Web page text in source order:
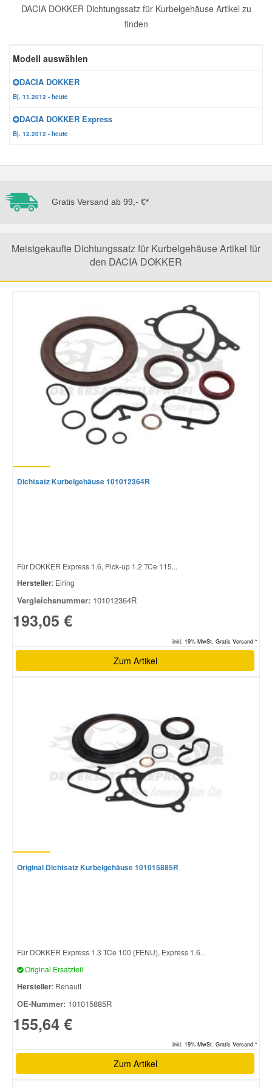
DACIA DOKKER Dichtungssatz für Kurbelgehäuse Artikel zu
finden
Modell auswählen
DACIA DOKKER
Bj. 11.2012 - heute
DACIA DOKKER Express
Bj. 12.2012 - heute
Gratis Versand ab 99,- €*
Meistgekaufte Dichtungssatz für Kurbelgehäuse Artikel für
den DACIA DOKKER
Dichtsatz Kurbelgehäuse 101012364R
Für DOKKER Express 1.6, Pick-up 1.2 TCe 115...
Hersteller: Elring
Vergleichsnummer: 101012364R
193,05 €
inkl. 19% MwSt. Gratis Versand *
Zum Artikel
Original Dichtsatz Kurbelgehäuse 101015885R
Für DOKKER Express 1.3 TCe 100 (FENU), Express 1.6...
Original Ersatzteil
Hersteller: Renault
OE-Nummer: 101015885R
155,64 €
inkl. 19% MwSt. Gratis Versand *
Zum Artikel
Zündanlage und Glühanlage
Reparatur-Zubehör
Karosserie Werkzeug
Werkstattbedarf
Winter-Autozubehör
Daihatsu Ersatzteile
Honda Ersatzteile
Jeep Ersatzteile
Lancia Ersatzteile
Mercedes Ersatzteile
Mini Ersatzteile
Mitsubishi Ersatzteile
Nissan Ersatzteile
Volvo Ersatzteile